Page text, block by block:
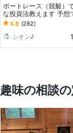
ボートレース（競艇）
な投資法教えます 予想
投資です。出走箱を見
秒殺で丸わかり！
4.8 (282)
シオン♪
趣味の相談